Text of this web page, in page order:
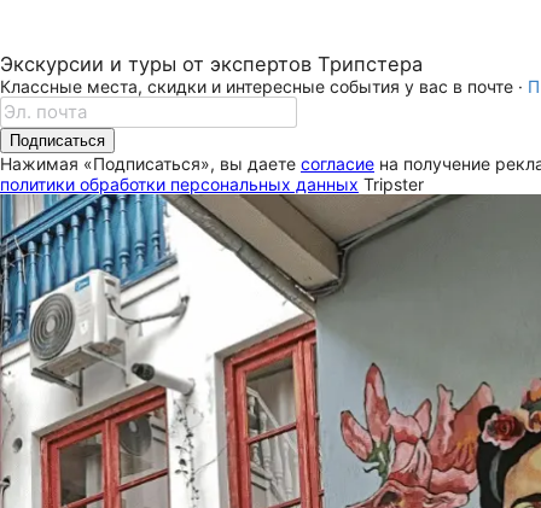
Экскурсии и туры от экспертов Трипстера
Классные места, скидки и интересные события у вас в почте ·
Подписаться
Нажимая «Подписаться», вы даете согласие на получение
политики обработки персональных данных Tripster